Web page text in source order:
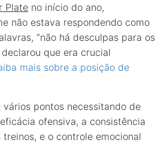
Plate no início do ano,
não estava respondendo como
“não há desculpas para os
que era crucial
mais sobre a posição de
pontos necessitando de
ofensiva, a consistência
e o controle emocional